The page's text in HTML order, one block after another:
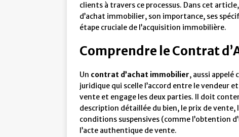
clients à travers ce processus. Dans cet
d’achat immobilier, son importance, ses
étape cruciale de l’acquisition immobilière.
Comprendre le Contrat
Un contrat d’achat immobilier, aussi
juridique qui scelle l’accord entre le vendeur
vente et engage les deux parties. Il doit
description détaillée du bien, le prix de
conditions suspensives (comme l’obtention
l’acte authentique de vente.